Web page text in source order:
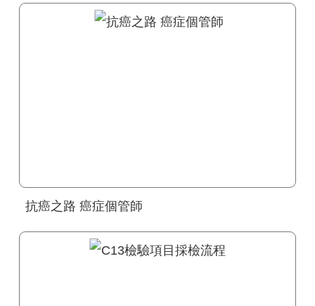
抗癌之路 癌症個管師